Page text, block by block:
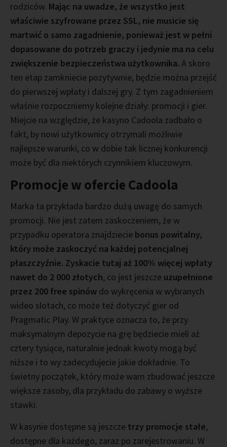
rodziców. Mając na uwadze, że wszystko jest
właściwie szyfrowane przez SSL, nie musicie się
martwić o samo zagadnienie, ponieważ jest w pełni
dopasowane do potrzeb graczy i jedynie ma na celu
zwiększenie bezpieczeństwa użytkownika. A skoro
ten etap zamkniecie pozytywnie, będzie można przejść
do pierwszej wpłaty i dalszej gry. Z tym zagadnieniem
właśnie rozpoczniemy kolejne działy: promocji i gier.
Miejcie na względzie, że kasyno Cadoola zadbało o
fakt, by nowi użytkownicy otrzymali możliwie
najlepsze warunki, co w dobie tak licznej konkurencji
może być dla niektórych czynnikiem kluczowym.
Promocje w ofercie Cadoola
Marka ta przykłada bardzo dużą uwagę do samych
promocji. Nie jest zatem zaskoczeniem, że w
przypadku operatora znajdziecie bonus powitalny,
który może zaskoczyć na każdej potencjalnej
płaszczyźnie. Zyskacie tutaj aż 100% więcej wpłaty
nawet do 2 000 złotych, co jest jeszcze uzupełnione
przez 200 free spinów do wykręcenia w wybranych
wideo slotach, co może też dotyczyć gier od
Pragmatic Play. W praktyce oznacza to, że przy
maksymalnym depozycie na grę będziecie mieli aż
cztery tysiące, naturalnie jednak kwoty mogą być
niższe i to wy zadecydujecie jakie dokładnie. To
świetny początek, który może wam zbudować jeszcze
większe zasoby, dla przykładu do zabawy o wyższe
stawki.
W kasynie dostępne są jeszcze trzy promocje stałe,
dostępne dla każdego, zaraz po zarejestrowaniu. W